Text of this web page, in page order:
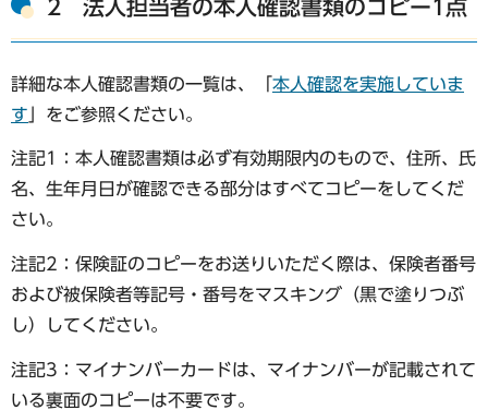
2 法人担当者の本人確認書類のコピー1点
詳細な本人確認書類の一覧は、「本人確認を実施していま
す 」をご参照ください。
注記1：本人確認書類は必ず有効期限内のもので、住所、氏
名、生年月日が確認できる部分はすべてコピーをしてくだ
さい。
注記2：保険証のコピーをお送りいただく際は、保険者番号
および被保険者等記号・番号をマスキング（黒で塗りつぶ
し）してください。
注記3：マイナンバーカードは、マイナンバーが記載されて
いる裏面のコピーは不要です。